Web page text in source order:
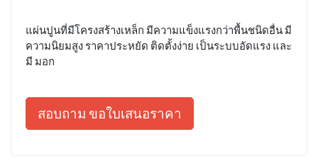
แผ่นปูนที่มีโครงสร้างเหล็ก มีความแข็งแรงกว่าพื้นชนิดอื่น มี
ความนิยมสูง ราคาประหยัด ติดตั้งง่าย เป็นระบบอัดแรง และ
มี มอก
สอบถาม ขอใบเสนอราคา